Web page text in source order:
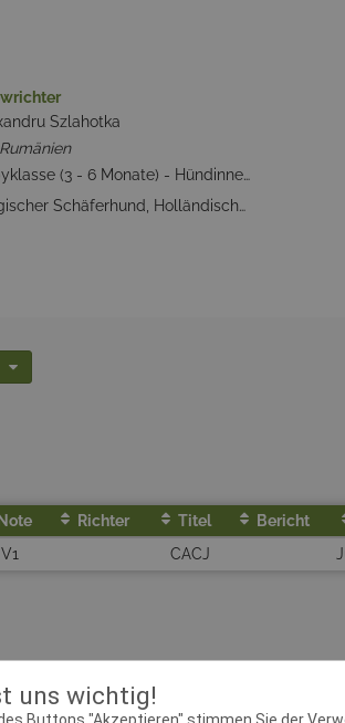
uns wichtig!
Szlahotka
Babyklasse (3 - 6 Monate) - Hündinnen, Jüngstenklasse (6 - 9 Monate) - Hündinnen, Jugendklasse (9 - 18 Monate) - Hündinnen, Zwischenklasse (15 - 24 Monate) - Hündinnen, Offene Klasse - Hündinnen, Gebrauchshundeklasse (ab 15 Monate) - Hündinnen, Championklasse (ab 15 Monate) - Hündinnen, Veteranenklasse (ab 8 Jahre) - Hündinnen
Belgischer Schäferhund, Holländischer Schäferhund
Note Richter Titel Bericht
V1 CACJ